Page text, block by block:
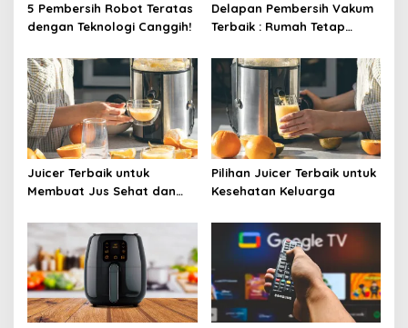
5 Pembersih Robot Teratas
dengan Teknologi Canggih!
Delapan Pembersih Vakum
Terbaik : Rumah Tetap
Juicer Terbaik untuk
Membuat Jus Sehat dan
Pilihan Juicer Terbaik untuk
Kesehatan Keluarga